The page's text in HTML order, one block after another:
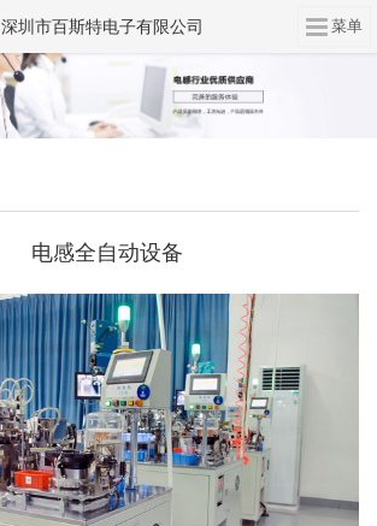
电感全自动设备
深圳市百斯特电子有限公司